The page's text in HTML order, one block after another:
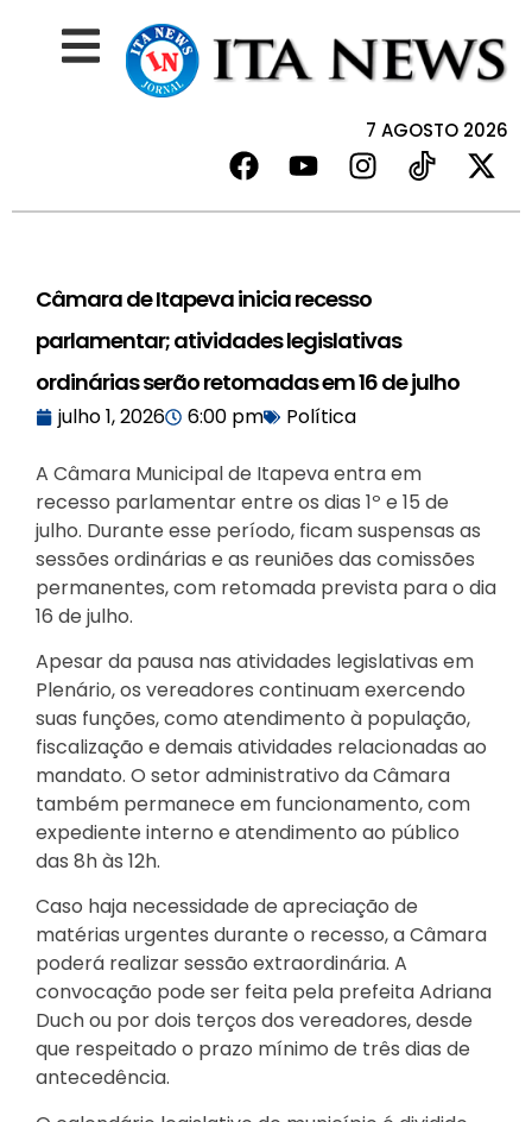
7 AGOSTO 2026
Câmara de Itapeva inicia recesso
parlamentar; atividades legislativas
ordinárias serão retomadas em 16 de julho
julho 1, 2026 6:00 pm Política
A Câmara Municipal de Itapeva entra em
recesso parlamentar entre os dias 1º e 15 de
julho. Durante esse período, ficam suspensas as
sessões ordinárias e as reuniões das comissões
permanentes, com retomada prevista para o dia
16 de julho.
Apesar da pausa nas atividades legislativas em
Plenário, os vereadores continuam exercendo
suas funções, como atendimento à população,
fiscalização e demais atividades relacionadas ao
mandato. O setor administrativo da Câmara
também permanece em funcionamento, com
expediente interno e atendimento ao público
das 8h às 12h.
Caso haja necessidade de apreciação de
matérias urgentes durante o recesso, a Câmara
poderá realizar sessão extraordinária. A
convocação pode ser feita pela prefeita Adriana
Duch ou por dois terços dos vereadores, desde
que respeitado o prazo mínimo de três dias de
antecedência.